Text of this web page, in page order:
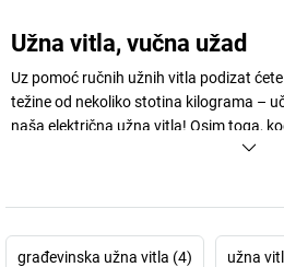
Užna vitla, vučna užad
Uz pomoć ručnih užnih vitla podizat
težine od nekoliko stotina kilograma –
naša električna užna vitla! Osim toga,
ćete i građevinska vitla za primjenu u
građevinska užna vitla (4) užna